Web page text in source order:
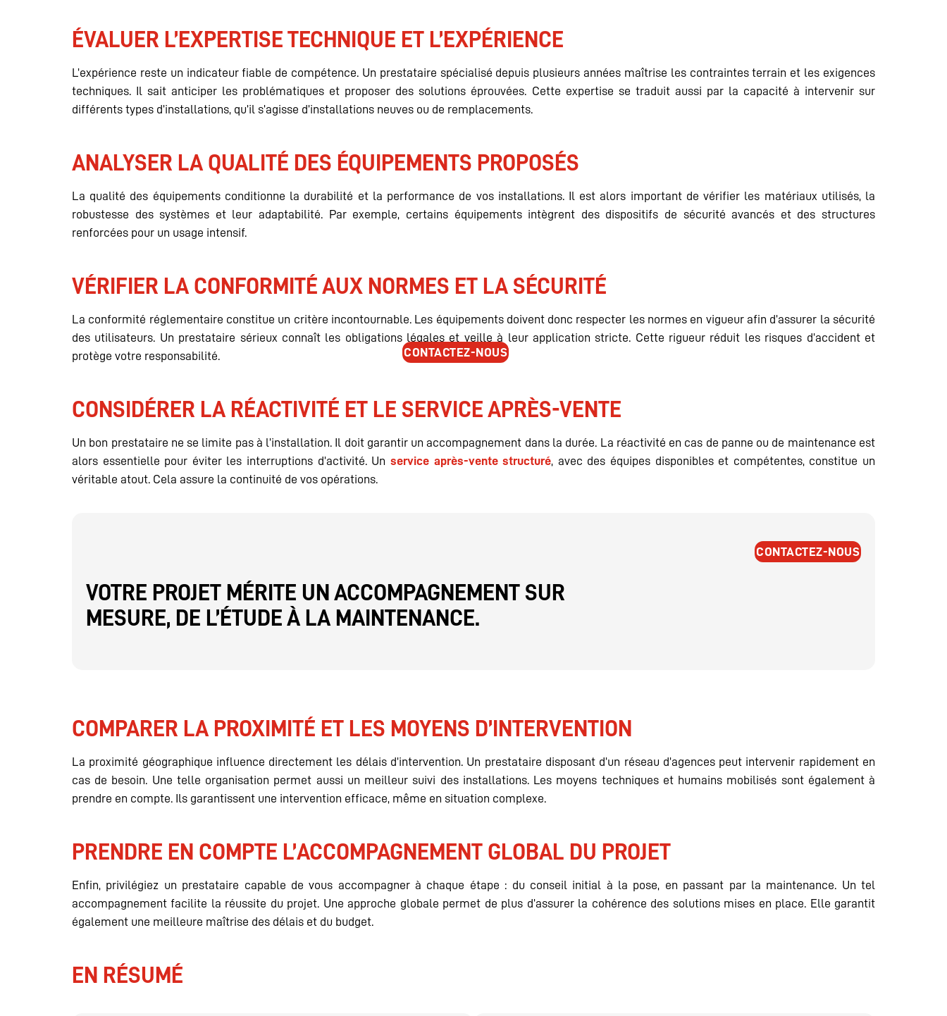
CONTACTEZ-NOUS
ÉVALUER L’EXPERTISE TECHNIQUE ET L’EXPÉRIENCE
L’expérience reste un indicateur fiable de compétence. Un prestataire spécialisé depuis plusieurs années maîtrise les contraintes terrain et les exigences
techniques. Il sait anticiper les problématiques et proposer des solutions éprouvées. Cette expertise se traduit aussi par la capacité à intervenir sur
différents types d’installations, qu’il s’agisse d’installations neuves ou de remplacements.
ANALYSER LA QUALITÉ DES ÉQUIPEMENTS PROPOSÉS
La qualité des équipements conditionne la durabilité et la performance de vos installations. Il est alors important de vérifier les matériaux utilisés, la
robustesse des systèmes et leur adaptabilité. Par exemple, certains équipements intègrent des dispositifs de sécurité avancés et des structures
renforcées pour un usage intensif.
VÉRIFIER LA CONFORMITÉ AUX NORMES ET LA SÉCURITÉ
La conformité réglementaire constitue un critère incontournable. Les équipements doivent donc respecter les normes en vigueur afin d’assurer la sécurité
des utilisateurs. Un prestataire sérieux connaît les obligations légales et veille à leur application stricte. Cette rigueur réduit les risques d’accident et
protège votre responsabilité.
CONSIDÉRER LA RÉACTIVITÉ ET LE SERVICE APRÈS-VENTE
Un bon prestataire ne se limite pas à l’installation. Il doit garantir un accompagnement dans la durée. La réactivité en cas de panne ou de maintenance est
alors essentielle pour éviter les interruptions d’activité. Un service après-vente structuré, avec des équipes disponibles et compétentes, constitue un
véritable atout. Cela assure la continuité de vos opérations.
VOTRE PROJET MÉRITE UN ACCOMPAGNEMENT SUR
MESURE, DE L’ÉTUDE À LA MAINTENANCE.
CONTACTEZ-NOUS
COMPARER LA PROXIMITÉ ET LES MOYENS D’INTERVENTION
La proximité géographique influence directement les délais d’intervention. Un prestataire disposant d’un réseau d’agences peut intervenir rapidement en
cas de besoin. Une telle organisation permet aussi un meilleur suivi des installations. Les moyens techniques et humains mobilisés sont également à
prendre en compte. Ils garantissent une intervention efficace, même en situation complexe.
PRENDRE EN COMPTE L’ACCOMPAGNEMENT GLOBAL DU PROJET
Enfin, privilégiez un prestataire capable de vous accompagner à chaque étape : du conseil initial à la pose, en passant par la maintenance. Un tel
accompagnement facilite la réussite du projet. Une approche globale permet de plus d’assurer la cohérence des solutions mises en place. Elle garantit
également une meilleure maîtrise des délais et du budget.
EN RÉSUMÉ